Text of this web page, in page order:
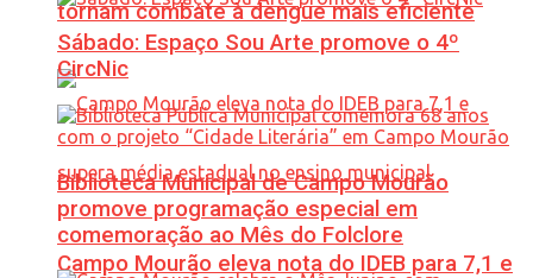
tornam combate à dengue mais eficiente
Campo Mourão eleva nota do IDEB para 7,1 e
Sábado: Espaço Sou Arte promove o 4º
CircNic
Biblioteca Municipal de Campo Mourão
promove programação especial em
comemoração ao Mês do Folclore